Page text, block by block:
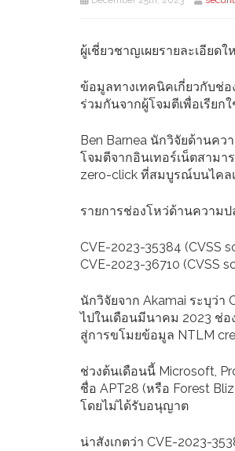
ผู้เชี่ยวชาญเผยรายละเอียด
ข้อมูลทางเทคนิคเกี่ยวกับช่
ร่วมกันจากผู้โจมตีเพื่อเรียก
Ben Barnea นักวิจัยด้านค
โจมตีจากอินเทอร์เน็ตสามา
zero-click ที่สมบูรณ์บนไคล
รายการช่องโหว่ด้านความ
CVE-2023-35384 (CVSS
CVE-2023-36710 (CVSS
นักวิจัยจาก Akamai ระบุว่า
ไปในเดือนมีนาคม 2023 ช่อ
สู่การขโมยข้อมูล NTLM
ช่วงต้นเดือนนี้ Microsoft,
ชื่อ APT28 (หรือ Forest
โดยไม่ได้รับอนุญาต
น่าสังเกตว่า CVE-2023-